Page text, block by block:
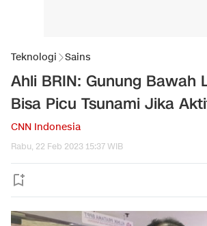
Teknologi Sains
Ahli BRIN: Gunung Bawah
Bisa Picu Tsunami Jika
CNN Indonesia
Rabu, 22 Feb 2023 15:37 WIB